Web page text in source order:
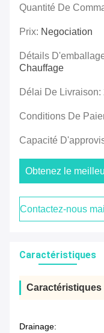
Quantité De
Prix: Negociation
Détails
Chauffage
Délai De Livraison:
Conditions De
Capacité
Obtenez le
Contactez-nous
Caractéristiques
Caractéristiques
Drainage: